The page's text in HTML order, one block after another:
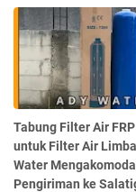
Tabung Filter Air
untuk Filter Air
Water
Pengiriman ke